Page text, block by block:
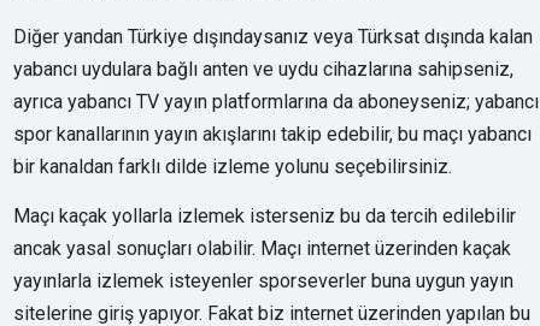
Diğer yandan Türkiye dışındaysanız veya Türksat dışında kalan
yabancı uydulara bağlı anten ve uydu cihazlarına sahipseniz,
ayrıca yabancı TV yayın platformlarına da aboneyseniz; yabancı
spor kanallarının yayın akışlarını takip edebilir, bu maçı yabancı
bir kanaldan farklı dilde izleme yolunu seçebilirsiniz.
Maçı kaçak yollarla izlemek isterseniz bu da tercih edilebilir
ancak yasal sonuçları olabilir. Maçı internet üzerinden kaçak
yayınlarla izlemek isteyenler sporseverler buna uygun yayın
sitelerine giriş yapıyor. Fakat biz internet üzerinden yapılan bu